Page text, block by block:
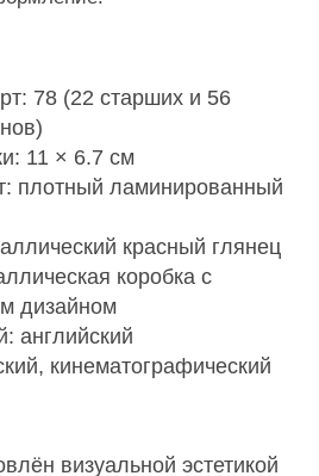
78 (22 старших и 56
11 × 6.7 см
плотный ламинированный
красный глянец
коробка с
дизайном
английский
кинематографический
визуальной эстетикой